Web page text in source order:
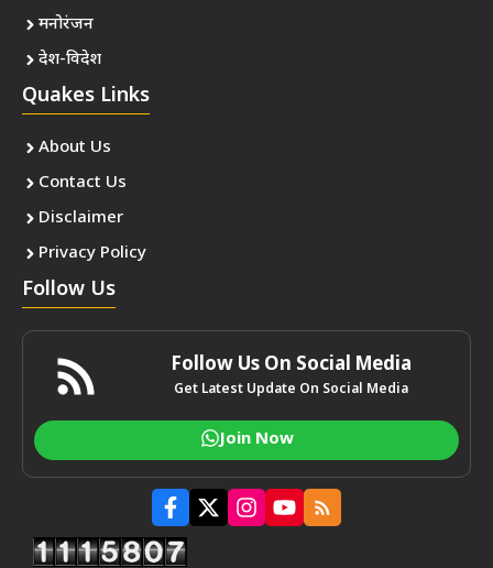
मनोरंजन
देश-विदेश
Quakes Links
About Us
Contact Us
Disclaimer
Privacy Policy
Follow Us
Follow Us On Social Media
Get Latest Update On Social Media
Join Now